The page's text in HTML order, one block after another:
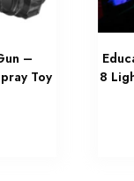
–
Toy
8